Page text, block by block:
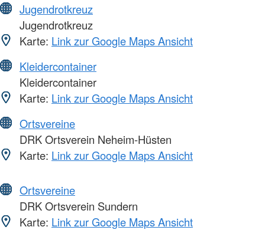
Jugendrotkreuz
Jugendrotkreuz
Karte: Link zur Google Maps Ansicht
Kleidercontainer
Kleidercontainer
Karte: Link zur Google Maps Ansicht
Ortsvereine
DRK Ortsverein Neheim-Hüsten
Karte: Link zur Google Maps Ansicht
Ortsvereine
DRK Ortsverein Sundern
Karte: Link zur Google Maps Ansicht